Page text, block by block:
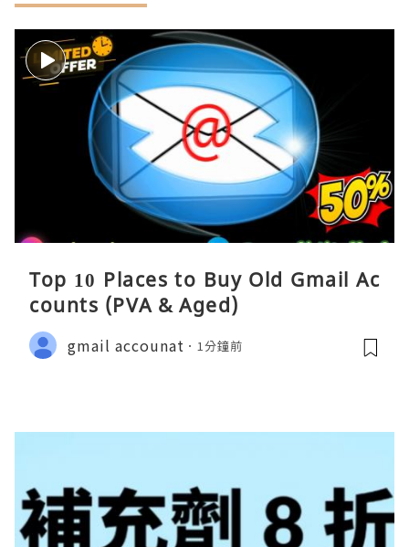
Top 10 Places to Buy Old Gmail Ac
counts (PVA & Aged)
gmail accounat 1分鐘前